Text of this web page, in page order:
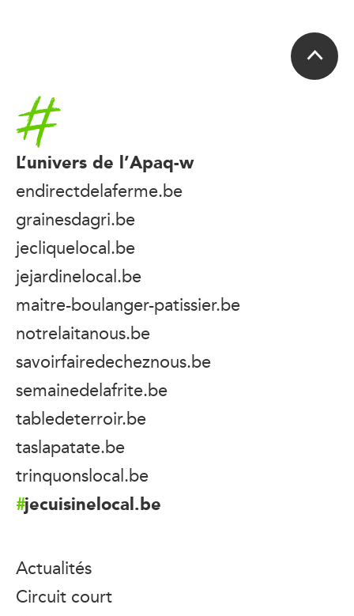
Accueil
L’univers de l’Apaq-w
endirectdelaferme.be
grainesdagri.be
jecliquelocal.be
jejardinelocal.be
maitre-boulanger-patissier.be
notrelaitanous.be
savoirfairedecheznous.be
semainedelafrite.be
tabledeterroir.be
taslapatate.be
trinquonslocal.be
jecuisinelocal.be
Actualités
Circuit court